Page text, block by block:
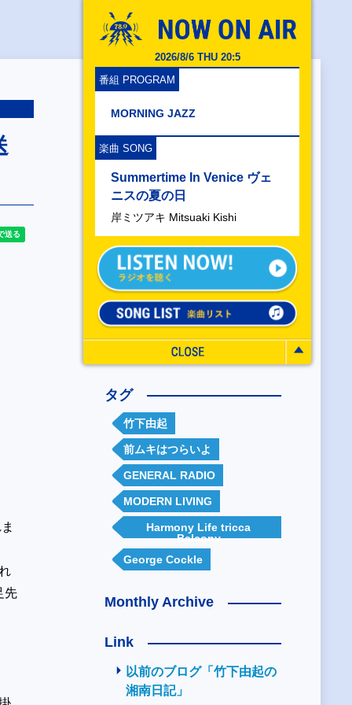
2026/8/6 THU 20:5
番組 PROGRAM
MORNING JAZZ
楽曲 SONG
Summertime In Venice ヴェ
ニスの夏の日
岸ミツアキ Mitsuaki Kishi
先
タグ
竹下由起
前ムキはつらいよ
GENERAL RADIO
MODERN LIVING
Harmony Life tricca
Balcony
George Cockle
Monthly Archive
Link
以前のブログ「竹下由起の
湘南日記」